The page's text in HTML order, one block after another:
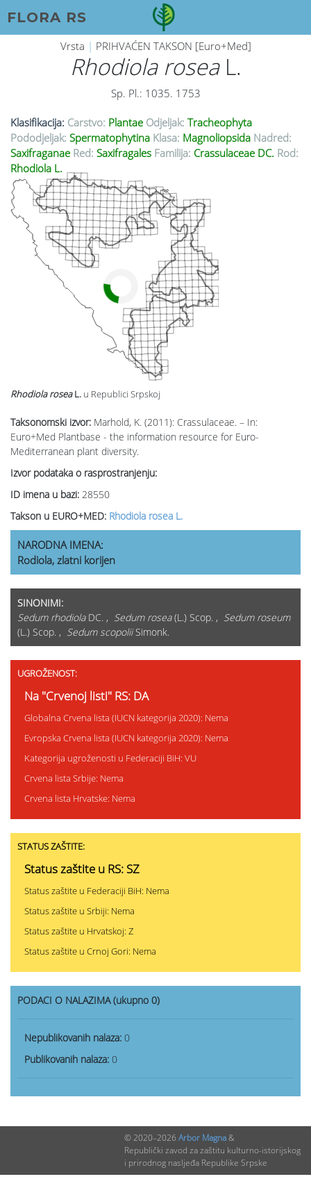
FLORA RS
Vrsta | PRIHVAĆEN TAKSON [Euro+Med]
Rhodiola roseaL.
Sp. Pl.: 1035. 1753
Klasifikacija: Carstvo: Plantae Odjeljak: Tracheophyta
Pododjeljak: Spermatophytina Klasa: Magnoliopsida Nadred:
Saxifraganae Red: Saxifragales Familija: Crassulaceae DC. Rod:
Rhodiola L.
Taksonomski izvor: Marhold, K. (2011): Crassulaceae. – In:
Euro+Med Plantbase - the information resource for Euro-
Mediterranean plant diversity.
Izvor podataka o rasprostranjenju:
ID imena u bazi: 28550
Takson u EURO+MED: Rhodiola rosea L.
Rhodiola roseaL. u Republici Srpskoj
NARODNA IMENA:
Rodiola, zlatni korijen
SINONIMI:
Sedum rhodiolaDC. , Sedum rosea(L.) Scop. , Sedum roseum
(L.) Scop. , Sedum scopoliiSimonk.
UGROŽENOST:
Na "Crvenoj listi" RS: DA
Globalna Crvena lista (IUCN kategorija 2020): Nema
Evropska Crvena lista (IUCN kategorija 2020): Nema
Kategorija ugroženosti u Federaciji BiH: VU
Crvena lista Srbije: Nema
Crvena lista Hrvatske: Nema
STATUS ZAŠTITE:
Status zaštite u RS: SZ
Status zaštite u Federaciji BiH: Nema
Status zaštite u Srbiji: Nema
Status zaštite u Hrvatskoj: Z
Status zaštite u Crnoj Gori: Nema
PODACI O NALAZIMA (ukupno 0)
Nepublikovanih nalaza: 0
Publikovanih nalaza: 0
© 2020–2026 Arbor Magna&
Republički zavod za zaštitu kulturno-istorijskog
i prirodnog nasljeđa Republike Srpske